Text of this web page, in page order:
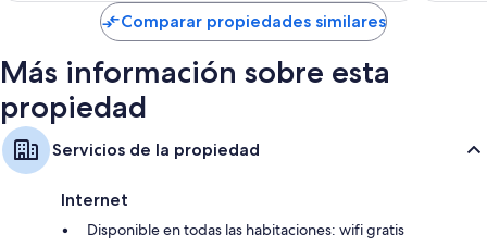
de
$90
Comparar propiedades similares
Más información sobre esta
propiedad
Servicios de la propiedad
Internet
Disponible en todas las habitaciones: wifi gratis